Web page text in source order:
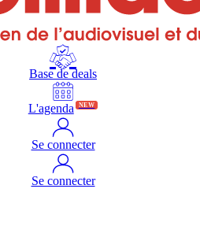
Base de deals
L'agenda NEW
Se connecter
Se connecter